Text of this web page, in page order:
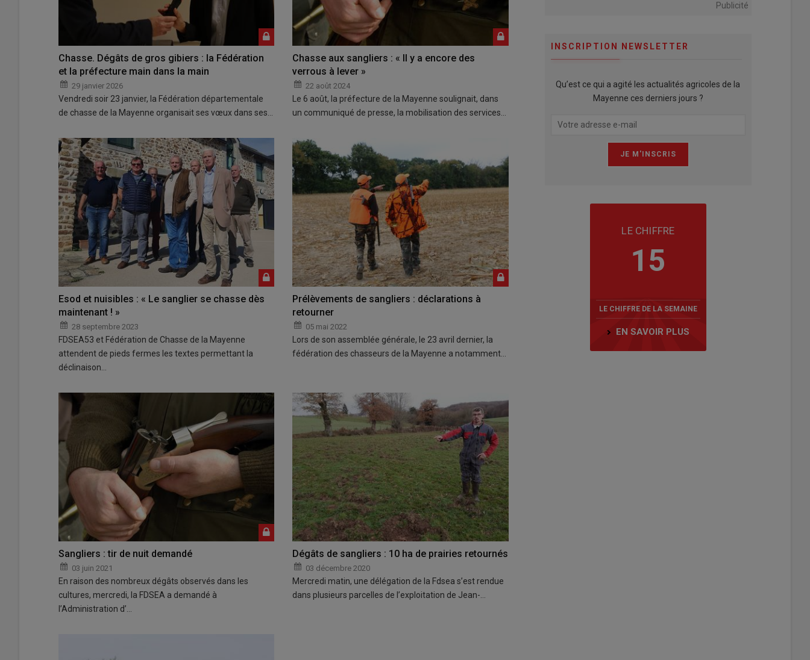
Chasse. Dégâts de gros gibiers : la Fédération
et la préfecture main dans la main
29 janvier 2026
Vendredi soir 23 janvier, la Fédération départementale
de chasse de la Mayenne organisait ses vœux dans ses…
Chasse aux sangliers : « Il y a encore des
verrous à lever »
22 août 2024
Le 6 août, la préfecture de la Mayenne soulignait, dans
un communiqué de presse, la mobilisation des services…
Esod et nuisibles : « Le sanglier se chasse dès
maintenant ! »
28 septembre 2023
FDSEA53 et Fédération de Chasse de la Mayenne
attendent de pieds fermes les textes permettant la
déclinaison…
Prélèvements de sangliers : déclarations à
retourner
05 mai 2022
Lors de son assemblée générale, le 23 avril dernier, la
fédération des chasseurs de la Mayenne a notamment…
Sangliers : tir de nuit demandé
03 juin 2021
En raison des nombreux dégâts observés dans les
cultures, mercredi, la FDSEA a demandé à
l’Administration d’…
Dégâts de sangliers : 10 ha de prairies retournés
03 décembre 2020
Mercredi matin, une délégation de la Fdsea s’est rendue
dans plusieurs parcelles de l’exploitation de Jean-…
Publicité
INSCRIPTION NEWSLETTER
Qu’est ce qui a agité les actualités agricoles de la
Mayenne ces derniers jours ?
LE CHIFFRE
15
LE CHIFFRE DE LA SEMAINE
EN SAVOIR PLUS